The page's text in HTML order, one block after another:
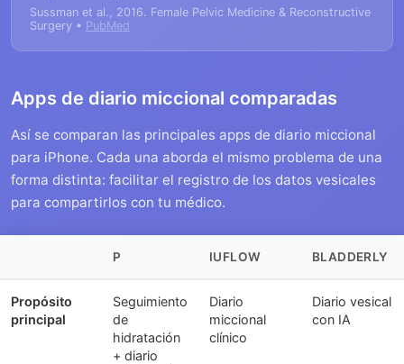
Sussman et al., 2016. Female Pelvic Medicine & Reconstructive
Surgery • PubMed
Apps de diario miccional comparadas
Así se comparan las principales apps de diario miccional
para iPhone. Cada una aborda el mismo problema de una
forma distinta: facilitar el registro de los datos vesicales
para compartirlos con tu médico.
P IUFLOW BLADDERLY
Propósito
principal
Seguimiento
de
hidratación
+ diario
Diario
miccional
clínico
Diario vesical
con IA